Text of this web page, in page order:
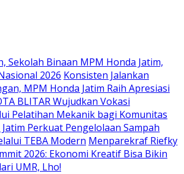
Sekolah Binaan MPM Honda Jatim,
2026 Konsisten Jalankan
MPM Honda Jatim Raih Apresiasi
BLITAR Wujudkan Vokasi
Pelatihan Mekanik bagi Komunitas
Perkuat Pengelolaan Sampah
TEBA Modern Menparekraf Riefky
2026: Ekonomi Kreatif Bisa Bikin
UMR, Lho!